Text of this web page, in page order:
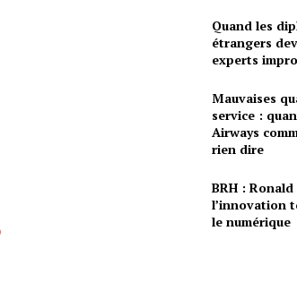
Quand les
étrangers
experts
Mauvaises
service :
Airways
rien dire
BRH :
l’innovation
le numérique